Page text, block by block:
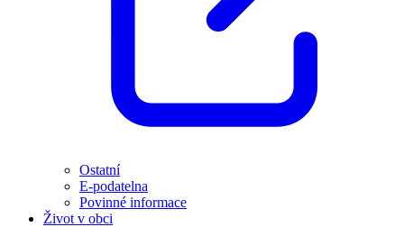
Ostatní
E-podatelna
Povinné informace
Život v obci